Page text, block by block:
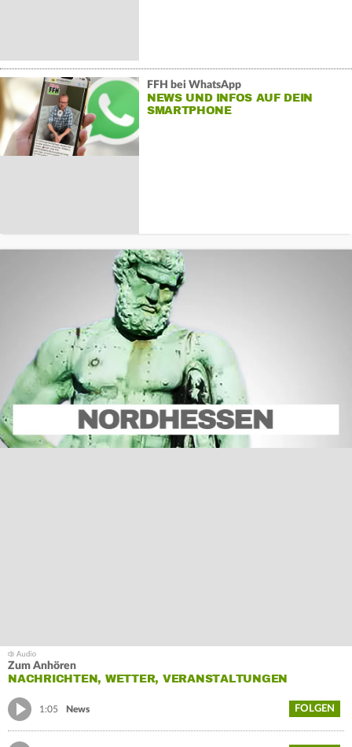
FFH bei WhatsApp
NEWS UND INFOS AUF DEIN
SMARTPHONE
Zum Anhören
NACHRICHTEN, WETTER, VERANSTALTUNGEN
1:05 News FOLGEN